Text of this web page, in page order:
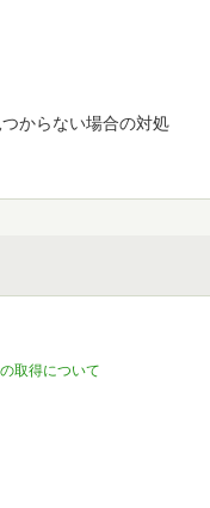
からない場合の対処
取得について